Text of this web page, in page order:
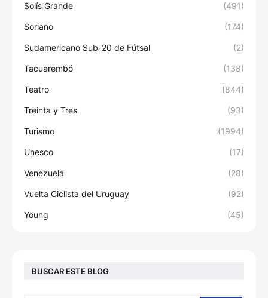
Solís Grande (491)
Soriano (174)
Sudamericano Sub-20 de Fútsal (2)
Tacuarembó (138)
Teatro (844)
Treinta y Tres (93)
Turismo (1994)
Unesco (17)
Venezuela (28)
Vuelta Ciclista del Uruguay (92)
Young (45)
BUSCAR ESTE BLOG